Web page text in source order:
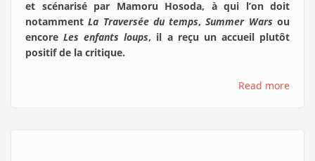
et scénarisé par Mamoru Hosoda, à qui l’on doit
notammentLa Traversée du temps,Summer Wars ou
encoreLes enfants loups, il a reçu un accueil plutôt
positif de la critique.
Read more